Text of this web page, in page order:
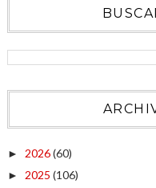
► 2026(60)
► 2025 (106)